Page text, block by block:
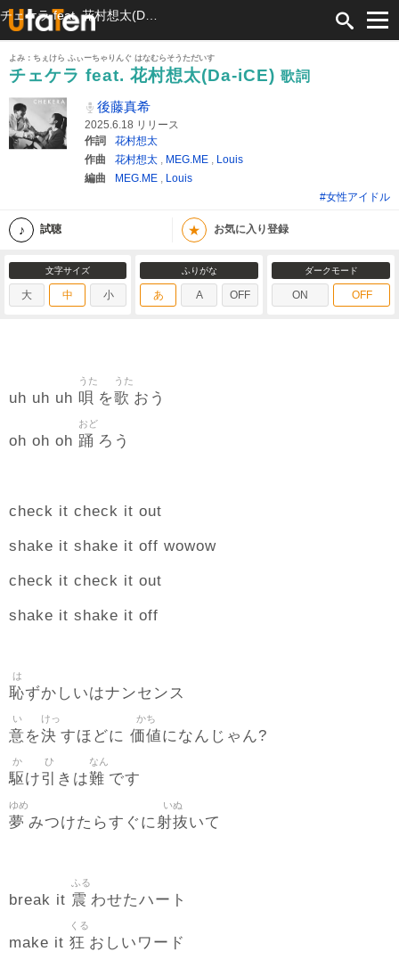
よみ：ちぇけら ふぃーちゃりんぐ はなむらそうただいす
チェケラ feat. 花村想太(Da-iCE) 歌詞
後藤真希
2025.6.18 リリース
作詞
花村想太
作曲
花村想太 , MEG.ME , Louis
編曲
MEG.ME , Louis
#女性アイドル
試聴 ★ お気に入り登録
文字サイズ
大 中 小
ふりがな
あ A OFF
ダークモード
ON OFF
uh uh uh 唄
うた
を歌
うた
おう
oh oh oh 踊
おど
ろう
check it check it out
shake it shake it off wowow
check it check it out
shake it shake it off
恥
は
ずかしいはナンセンス
意
い
を決
けっ
すほどに 価値
かち
になんじゃん?
駆
か
け引
ひ
きは難
なん
です
夢
ゆめ
みつけたらすぐに射抜
いぬ
いて
break it 震
ふる
わせたハート
make it 狂
くる
おしいワード